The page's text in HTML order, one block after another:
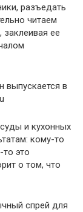
разъедать
читаем
ее
выпускается в
и кухонных
кому-то
это
о том, что
спрей для